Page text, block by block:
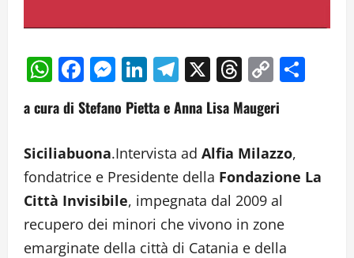
WhatsApp
Facebook
Messenger
LinkedIn
Telegram
X Threads
Copy
Link
a cura di Stefano Pietta e Anna Lisa Maugeri
Siciliabuona.Intervista ad Alfia Milazzo,
fondatrice e Presidente della Fondazione La
Città Invisibile, impegnata dal 2009 al
recupero dei minori che vivono in zone
emarginate della città di Catania e della